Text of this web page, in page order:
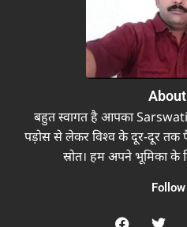
बहुत स्वागत है आपका
पड़ोस से लेकर विश्व के दूर-दूर
स्रोत। हम अपने भूमिका